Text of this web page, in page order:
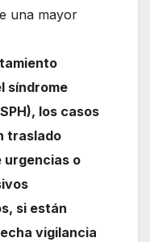
una mayor
síndrome
los casos
traslado
urgencias o
si están
vigilancia